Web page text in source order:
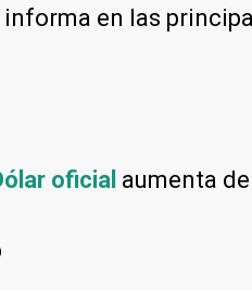
informa en las
oficial aumenta